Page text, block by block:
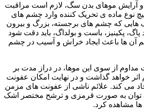
موهای بدن سگ، لازم است مراقبت
نوع ماده ی تحریک کننده وارد چشم های
هایی که چشم های برجسته، بزرگ و بیرون
پاگ، پکینیز، باست و بولداگ، باید دقت شود
ها باعث ایجاد خراش و آسیب در چشم
مداوم از سوی این موها، در دراز مدت بر
خواهد گذاشت و در نهایت امکان عفونت
می کند. علائم ناشی از عفونت های مزمن
به صورت قرمزی و ترشح مختصر اشک
مشاهده کرد.